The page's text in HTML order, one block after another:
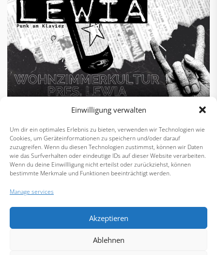
Einwilligung verwalten
Um dir ein optimales Erlebnis zu bieten, verwenden wir Technologien wie
Cookies, um Geräteinformationen zu speichern und/oder darauf
zuzugreifen. Wenn du diesen Technologien zustimmst, können wir Daten
wie das Surfverhalten oder eindeutige IDs auf dieser Website verarbeiten.
Wenn du deine Einwillligung nicht erteilst oder zurückziehst, können
bestimmte Merkmale und Funktionen beeinträchtigt werden.
Manage services
Akzeptieren
Ablehnen
LEWIA – Punk at the piano
Thursday // Thursday 04.06.2024